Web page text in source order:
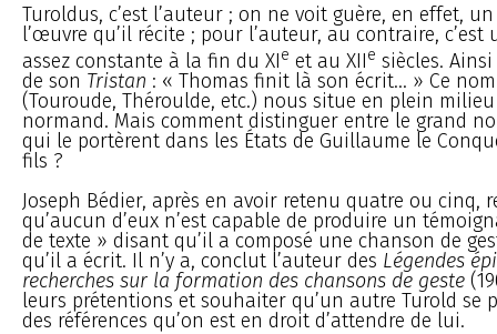
Turoldus, c’est l’auteur ; on ne voit guère, en effet,
l’œuvre qu’il récite ; pour l’auteur, au contraire,
assez constante à la fin du XIe et au XIIe siècles.
de son Tristan : « Thomas finit là son écrit... » Ce
(Touroude, Théroulde, etc.) nous situe en plein
normand. Mais comment distinguer entre le grand
qui le portèrent dans les États de Guillaume le
fils ?
Joseph Bédier, après en avoir retenu quatre ou cinq,
qu’aucun d’eux n’est capable de produire un
de texte » disant qu’il a composé une chanson de
qu’il a écrit. Il n’y a, conclut l’auteur des Légendes
recherches sur la formation des chansons de geste
leurs prétentions et souhaiter qu’un autre Turold se
des références qu’on est en droit d’attendre de lui.